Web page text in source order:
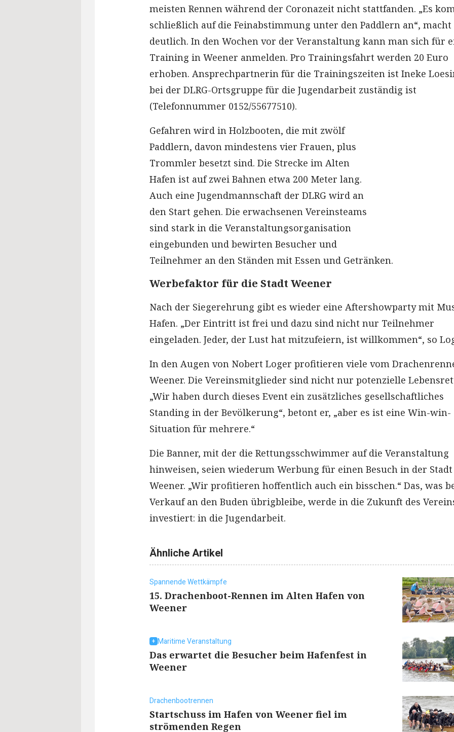
meisten Rennen während der Coronazeit nicht stattfanden. „Es
schließlich auf die Feinabstimmung unter den Paddlern an“,
deutlich. In den Wochen vor der Veranstaltung kann man sich für
Training in Weener anmelden. Pro Trainingsfahrt werden 20 Euro
erhoben. Ansprechpartnerin für die Trainingszeiten ist Ineke
bei der DLRG-Ortsgruppe für die Jugendarbeit zuständig ist
(Telefonnummer 0152/55677510).
Gefahren wird in Holzbooten, die mit zwölf
Paddlern, davon mindestens vier Frauen, plus
Trommler besetzt sind. Die Strecke im Alten
Hafen ist auf zwei Bahnen etwa 200 Meter lang.
Auch eine Jugendmannschaft der DLRG wird an
den Start gehen. Die erwachsenen Vereinsteams
sind stark in die Veranstaltungsorganisation
eingebunden und bewirten Besucher und
Teilnehmer an den Ständen mit Essen und Getränken.
Werbefaktor für die Stadt Weener
Nach der Siegerehrung gibt es wieder eine Aftershowparty mit
Hafen. „Der Eintritt ist frei und dazu sind nicht nur Teilnehmer
eingeladen. Jeder, der Lust hat mitzufeiern, ist willkommen“, so
In den Augen von Nobert Loger profitieren viele vom
Weener. Die Vereinsmitglieder sind nicht nur potenzielle
„Wir haben durch dieses Event ein zusätzliches gesellschaftliches
Standing in der Bevölkerung“, betont er, „aber es ist eine Win-win-
Situation für mehrere.“
Die Banner, mit der die Rettungsschwimmer auf die Veranstaltung
hinweisen, seien wiederum Werbung für einen Besuch in der Stadt
Weener. „Wir profitieren hoffentlich auch ein bisschen.“ Das, was
Verkauf an den Buden übrigbleibe, werde in die Zukunft des
investiert: in die Jugendarbeit.
Ähnliche Artikel
Spannende Wettkämpfe
15. Drachenboot-Rennen im Alten Hafen von
Weener
Maritime Veranstaltung
Das erwartet die Besucher beim Hafenfest in
Weener
Drachenbootrennen
Startschuss im Hafen von Weener fiel im
strömenden Regen